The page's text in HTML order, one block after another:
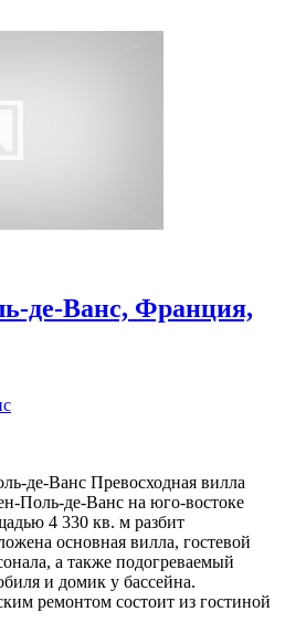
де-Ванс, Франция,
де-Ванс Превосходная вилла
Поль-де-Ванс на юго-востоке
4 330 кв. м разбит
основная вилла, гостевой
а также подогреваемый
и домик у бассейна.
ремонтом состоит из гостиной